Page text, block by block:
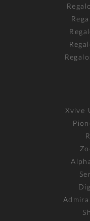
Xvive